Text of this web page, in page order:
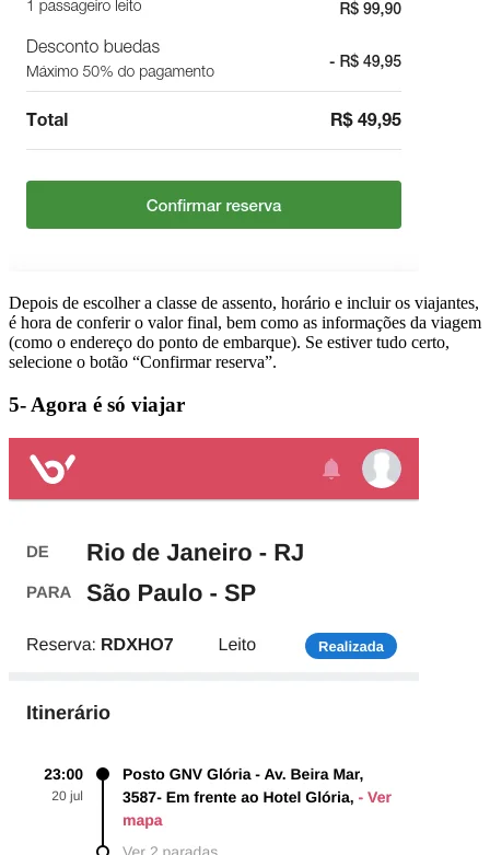
Depois de escolher a classe de assento, horário e incluir os viajantes,
é hora de conferir o valor final, bem como as informações da viagem
(como o endereço do ponto de embarque). Se estiver tudo certo,
selecione o botão “Confirmar reserva”.
5- Agora é só viajar